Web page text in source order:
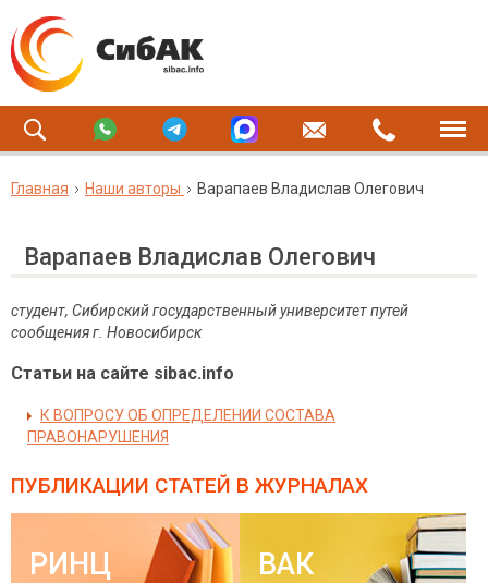
Главная Наши авторы Варапаев Владислав Олегович
Варапаев Владислав Олегович
студент, Сибирский государственный университет путей
сообщения г. Новосибирск
Статьи на сайте sibac.info
К ВОПРОСУ ОБ ОПРЕДЕЛЕНИИ СОСТАВА
ПРАВОНАРУШЕНИЯ
ПУБЛИКАЦИИ СТАТЕЙ В ЖУРНАЛАХ
РИНЦ ВАК